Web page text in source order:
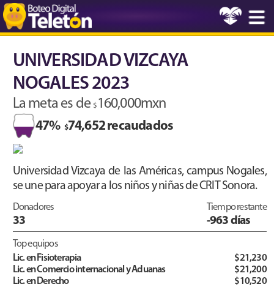
UNIVERSIDAD VIZCAYA
NOGALES 2023
La meta es de $ 160,000mxn
47% $74,652 recaudados
Universidad Vizcaya de las Américas, campus Nogales,
se une para apoyar a los niños y niñas de CRIT Sonora.
Donadores
33
Tiempo restante
-963 días
Top equipos
Lic. en Fisioterapia
$21,230
Lic. en Comercio internacional y Aduanas
$21,200
Lic. en Derecho
$10,520